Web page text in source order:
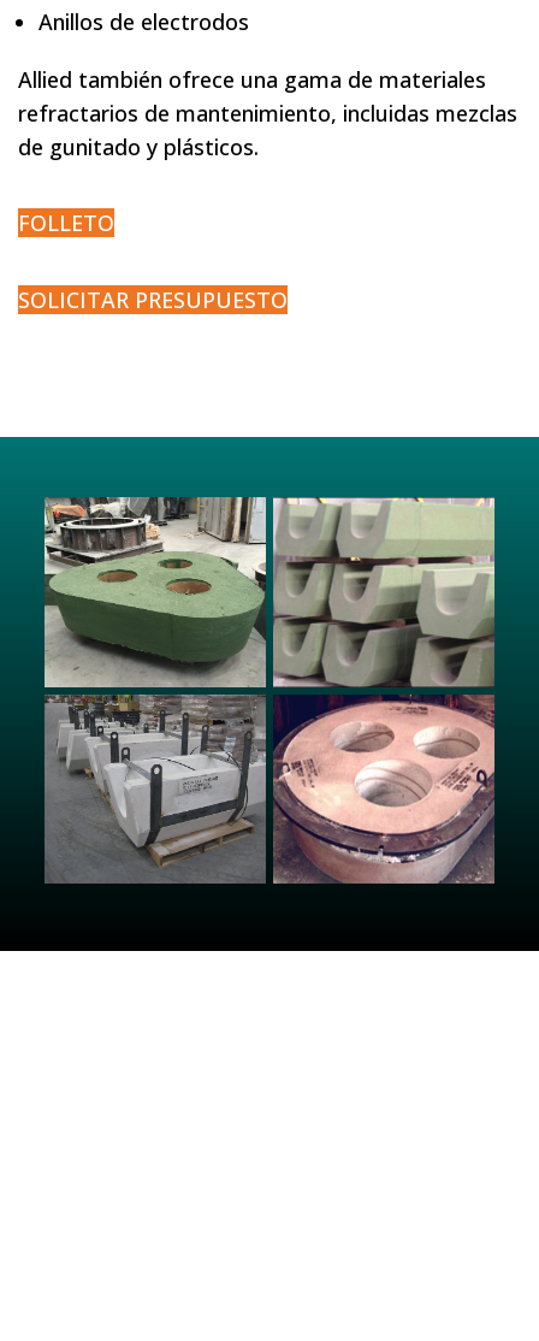
Anillos de electrodos
Allied también ofrece una gama de materiales
refractarios de mantenimiento, incluidas mezclas
de gunitado y plásticos.
FOLLETO
SOLICITAR PRESUPUESTO